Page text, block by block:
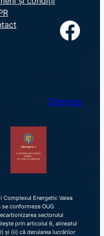
Facebook
Sitemap
Energetic Valea
conformeze OUG
sectorului
prin articolul 6, alineatul
și (ii) că derularea lucrărilor